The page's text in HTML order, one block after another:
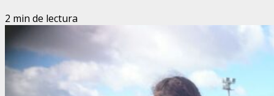
2 min de lectura